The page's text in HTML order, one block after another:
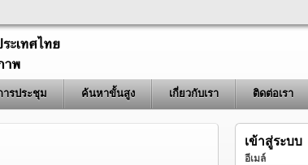
รประชุม ค้นหาขั้นสูง เกี่ยวกับเรา ติดต่อเรา
เข้าสู่ระบบ
อีเมล์